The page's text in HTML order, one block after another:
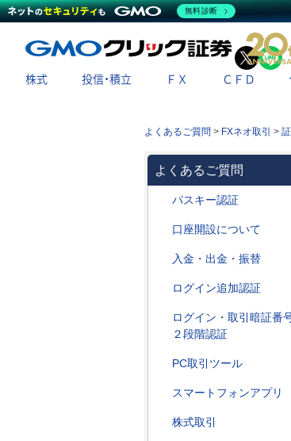
X
株式 投信・積立 ＦＸ ＣＦＤ
よくあるご質問 > FXネオ取引 >
よくあるご質問
パスキー認証
口座開設について
入金・出金・振替
ログイン追加認証
ログイン・取引暗証番
２段階認証
PC取引ツール
スマートフォンアプリ
株式取引
無料診断